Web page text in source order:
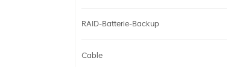
RAID-Batterie-Backup
Cable